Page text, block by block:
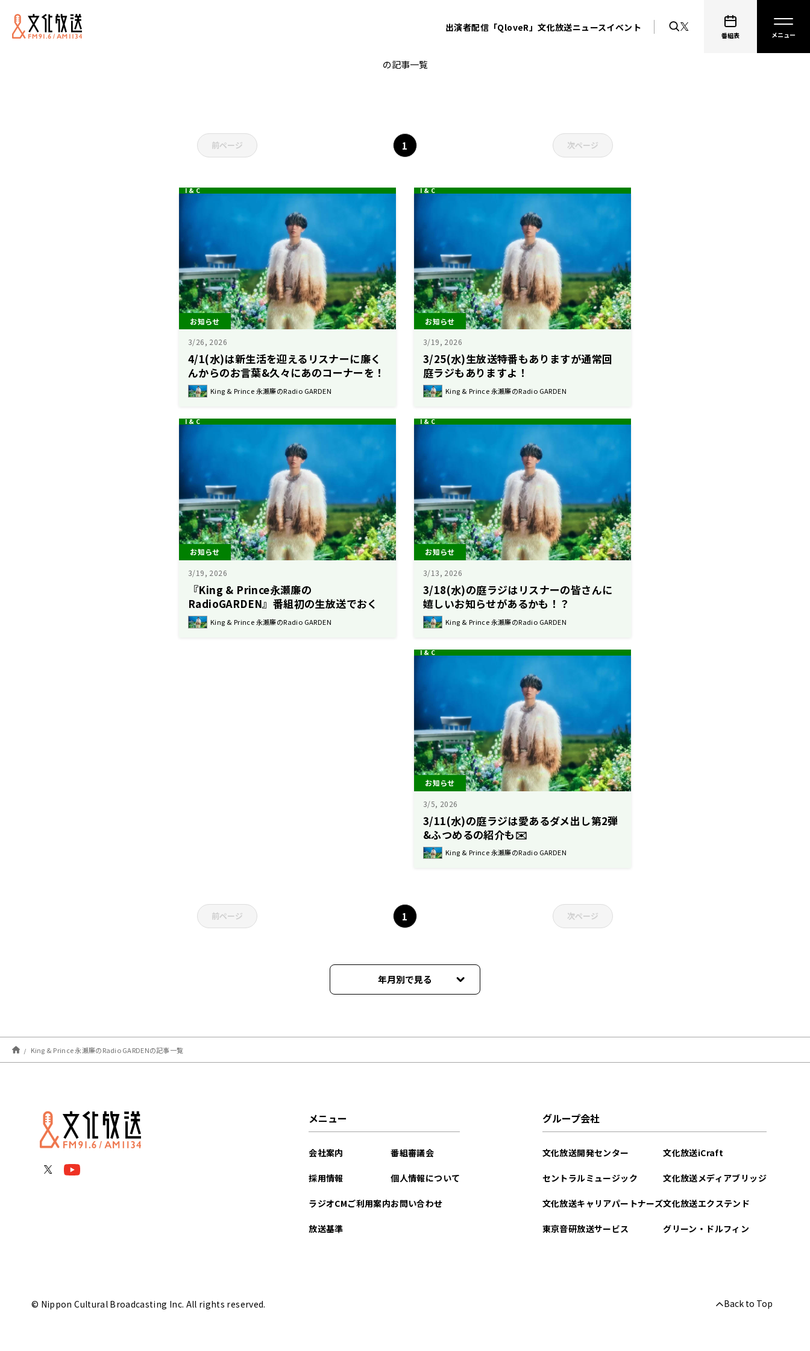
出演者配信「QloveR」文化放送ニュースイベント
番組表
King & Prince 永瀬廉のRadio GARDEN
の記事一覧
前ページ 1 次ページ
お知らせ
3/26, 2026
4/1(水)は新生活を迎えるリスナーに廉く
んからのお言葉&久々にあのコーナーを！
King & Prince 永瀬廉のRadio GARDEN
お知らせ
3/19, 2026
3/25(水)生放送特番もありますが通常回
庭ラジもありますよ！
King & Prince 永瀬廉のRadio GARDEN
お知らせ
3/19, 2026
『King & Prince永瀬廉の
RadioGARDEN』番組初の生放送でおく
る1時間特番の放送が決定！ 3月25日
（水）午後8時～
King & Prince 永瀬廉のRadio GARDEN
お知らせ
3/13, 2026
3/18(水)の庭ラジはリスナーの皆さんに
嬉しいお知らせがあるかも！？
King & Prince 永瀬廉のRadio GARDEN
お知らせ
3/5, 2026
3/11(水)の庭ラジは愛あるダメ出し第2弾
&ふつめるの紹介も✉️
King & Prince 永瀬廉のRadio GARDEN
前ページ 1 次ページ
年月別で見る
2026年04月
2026年03月
King & Prince 永瀬廉のRadio GARDENの記事一覧
メニュー
会社案内
採用情報
ラジオCMご利用案内
放送基準
番組審議会
個人情報について
お問い合わせ
グループ会社
文化放送開発センター
セントラルミュージック
文化放送キャリアパートナーズ
東京音研放送サービス
文化放送iCraft
文化放送メディアブリッジ
文化放送エクステンド
グリーン・ドルフィン
© Nippon Cultural Broadcasting Inc. All rights reserved. Back to Top